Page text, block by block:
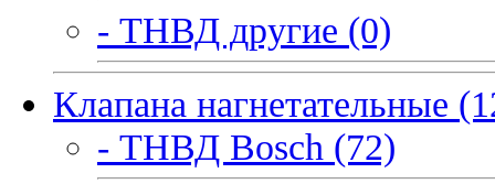
- ТНВД другие (0)
Клапана нагнетательные
- ТНВД Bosch (72)